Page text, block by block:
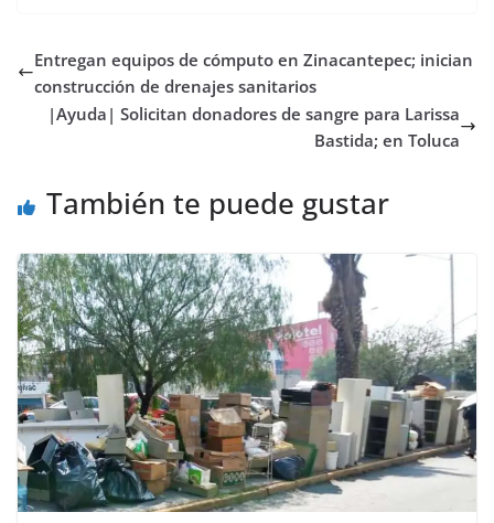
Entregan equipos de cómputo en Zinacantepec; inician
construcción de drenajes sanitarios
|Ayuda| Solicitan donadores de sangre para Larissa
Bastida; en Toluca
También te puede gustar